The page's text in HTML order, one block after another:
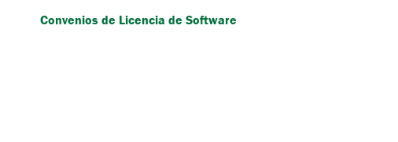
Convenios de Licencia de Software